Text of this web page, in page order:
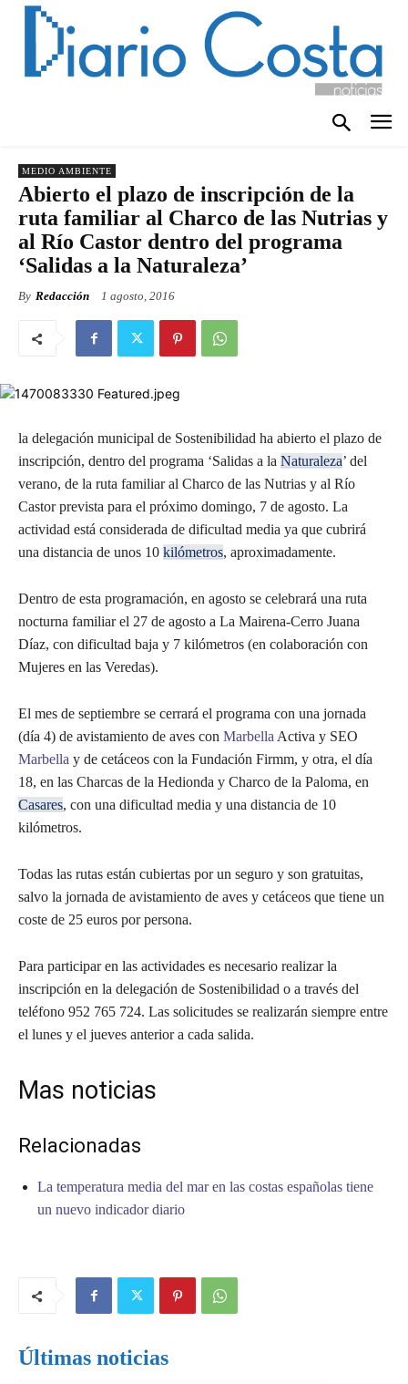
MEDIO AMBIENTE
Abierto el plazo de inscripción de la
ruta familiar al Charco de las Nutrias y
al Río Castor dentro del programa
‘Salidas a la Naturaleza’
By Redacción 1 agosto, 2016
la delegación municipal de Sostenibilidad ha abierto el plazo de
inscripción, dentro del programa ‘Salidas a la Naturaleza’ del
verano, de la ruta familiar al Charco de las Nutrias y al Río
Castor prevista para el próximo domingo, 7 de agosto. La
actividad está considerada de dificultad media ya que cubrirá
una distancia de unos 10 kilómetros, aproximadamente.
Dentro de esta programación, en agosto se celebrará una ruta
nocturna familiar el 27 de agosto a La Mairena-Cerro Juana
Díaz, con dificultad baja y 7 kilómetros (en colaboración con
Mujeres en las Veredas).
El mes de septiembre se cerrará el programa con una jornada
(día 4) de avistamiento de aves con MarbellaActiva y SEO
Marbella y de cetáceos con la Fundación Firmm, y otra, el día
18, en las Charcas de la Hedionda y Charco de la Paloma, en
Casares, con una dificultad media y una distancia de 10
kilómetros.
Todas las rutas están cubiertas por un seguro y son gratuitas,
salvo la jornada de avistamiento de aves y cetáceos que tiene un
coste de 25 euros por persona.
Para participar en las actividades es necesario realizar la
inscripción en la delegación de Sostenibilidad o a través del
teléfono 952 765 724. Las solicitudes se realizarán siempre entre
el lunes y el jueves anterior a cada salida.
Mas noticias
Relacionadas
La temperatura media del mar en las costas españolas tiene
un nuevo indicador diario
Últimas noticias